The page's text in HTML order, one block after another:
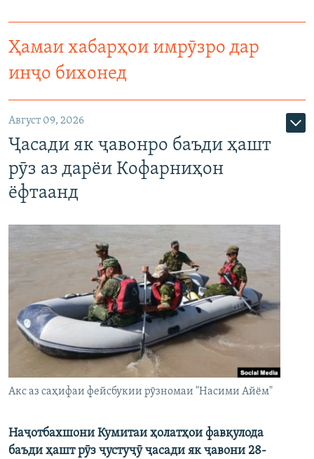
Ҳамаи хабарҳои имрӯзро дар
инҷо бихонед
Август 09, 2026
Ҷасади як ҷавонро баъди ҳашт
рӯз аз дарёи Кофарниҳон
ёфтаанд
Акс аз саҳифаи фейсбукии рӯзномаи "Насими Айём"
Наҷотбахшони Кумитаи ҳолатҳои фавқулода
баъди ҳашт рӯз ҷустуҷӯ ҷасади як ҷавони 28-